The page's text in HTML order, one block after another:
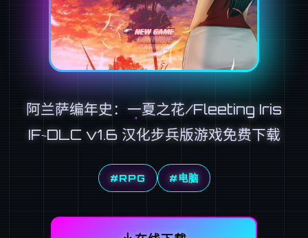
阿兰萨编年史：一夏之花/Fleeting Iris
IF~DLC v1.6 汉化步兵版游戏免费下载
#RPG #电脑